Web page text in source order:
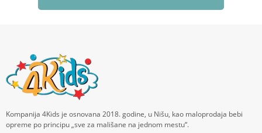
Kompanija 4Kids je osnovana 2018. godine, u Nišu, kao maloprodaja bebi
opreme po principu „sve za mališane na jednom mestu“.